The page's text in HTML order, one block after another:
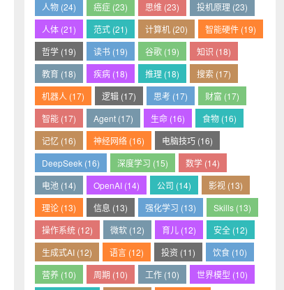
人物 (24)
癌症 (23) 思维 (23)
投机原理 (23)
人体 (21)
范式 (21) 计算机 (20)
智能硬件 (19)
哲学 (19)
读书 (19) 谷歌 (19)
知识 (18)
教育 (18)
疾病 (18) 推理 (18)
搜索 (17)
机器人 (17)
逻辑 (17) 思考 (17)
财富 (17)
智能 (17)
Agent (17) 生命 (16)
食物 (16)
记忆 (16)
神经网络 (16)
电脑技巧 (16)
DeepSeek (16)
深度学习 (15)
数学 (14)
电池 (14)
OpenAI (14) 公司 (14)
影视 (13)
理论 (13)
信息 (13) 强化学习 (13)
Skills (13)
操作系统 (12)
微软 (12) 育儿 (12)
安全 (12)
生成式AI (12)
语言 (12) 投资 (11)
饮食 (10)
营养 (10)
周期 (10) 工作 (10)
世界模型 (10)